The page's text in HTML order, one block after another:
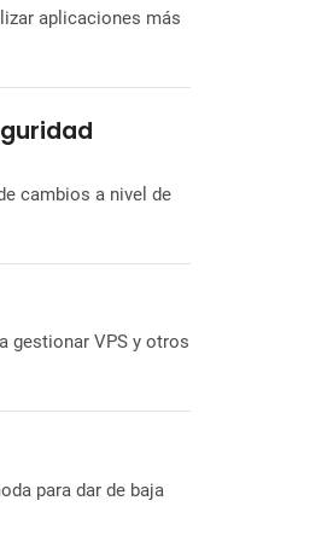
aplicaciones más
cambios a nivel de
gestionar VPS y otros
para dar de baja